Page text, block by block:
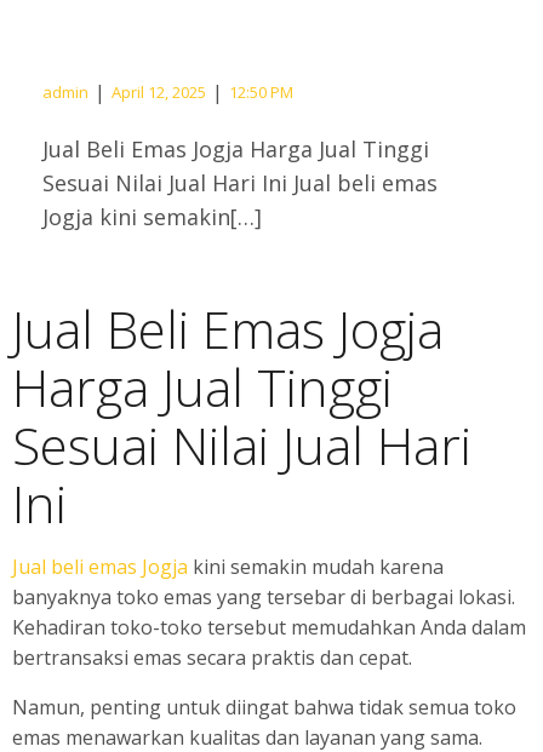
admin | April 12, 2025 | 12:50 PM
Jual Beli Emas Jogja Harga Jual Tinggi
Sesuai Nilai Jual Hari Ini Jual beli emas
Jogja kini semakin[…]
Jual Beli Emas Jogja
Harga Jual Tinggi
Sesuai Nilai Jual Hari
Ini
Jual beli emas Jogja kini semakin mudah karena
banyaknya toko emas yang tersebar di berbagai lokasi.
Kehadiran toko-toko tersebut memudahkan Anda dalam
bertransaksi emas secara praktis dan cepat.
Namun, penting untuk diingat bahwa tidak semua toko
emas menawarkan kualitas dan layanan yang sama.